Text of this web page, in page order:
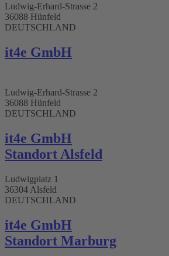
Ludwig-Erhard-Strasse 2
36088 Hünfeld
DEUTSCHLAND
it4e GmbH
Ludwig-Erhard-Strasse 2
36088 Hünfeld
DEUTSCHLAND
it4e GmbH
Standort Alsfeld
Ludwigplatz 1
36304 Alsfeld
DEUTSCHLAND
it4e GmbH
Standort Marburg